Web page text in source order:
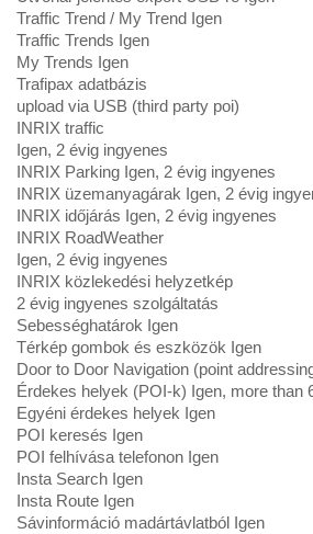
Traffic Trend / My Trend Igen
Traffic Trends Igen
My Trends Igen
Trafipax adatbázis
upload via USB (third party poi)
INRIX traffic
Igen, 2 évig ingyenes
INRIX Parking Igen, 2 évig ingyenes
INRIX üzemanyagárak Igen, 2 évig
INRIX időjárás Igen, 2 évig ingyenes
INRIX RoadWeather
Igen, 2 évig ingyenes
INRIX közlekedési helyzetkép
2 évig ingyenes szolgáltatás
Sebességhatárok Igen
Térkép gombok és eszközök Igen
Door to Door Navigation (point
Érdekes helyek (POI-k) Igen, more than
Egyéni érdekes helyek Igen
POI keresés Igen
POI felhívása telefonon Igen
Insta Search Igen
Insta Route Igen
Sávinformáció madártávlatból Igen